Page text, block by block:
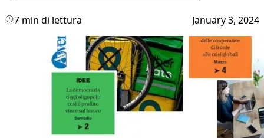
7 min di lettura January 3, 2024